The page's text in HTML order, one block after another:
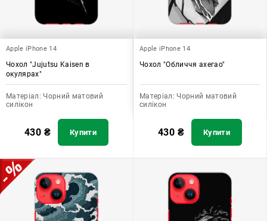
Apple iPhone 14
Чохол "Jujutsu Kaisen в
окулярах"
Матеріал: Чорний матовий
силікон
430 ₴ Купити
Apple iPhone 14
Чохол "Обличчя ахегао"
Матеріал: Чорний матовий
силікон
430 ₴ Купити